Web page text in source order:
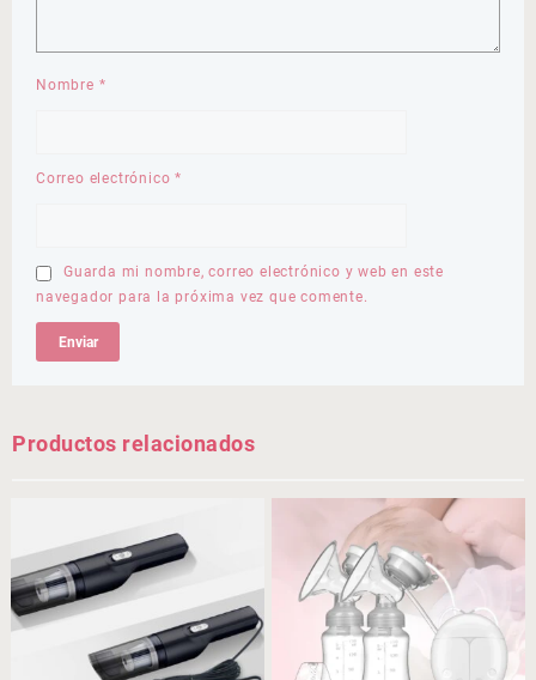
Nombre *
Correo electrónico*
Guarda mi nombre, correo electrónico y web en este
navegador para la próxima vez que comente.
Productos relacionados